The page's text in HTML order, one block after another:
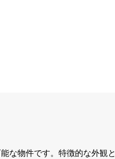
物件です。特徴的な外観